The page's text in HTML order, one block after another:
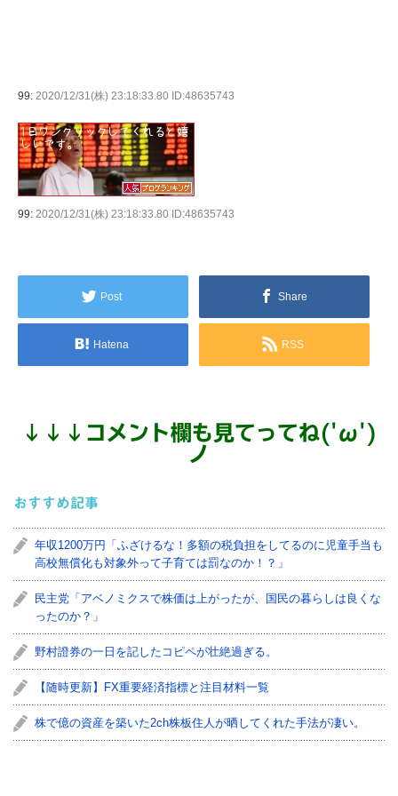
99: 2020/12/31(株) 23:18:33.80 ID:48635743
99: 2020/12/31(株) 23:18:33.80 ID:48635743
Post Share
Hatena RSS
↓ ↓ ↓ コメント欄も見てってね('ω')
ノ
おすすめ記事
年収1200万円「ふざけるな！多額の税負担をしてるのに児童手当も
高校無償化も対象外って子育ては罰なのか！？」
民主党「アベノミクスで株価は上がったが、国民の暮らしは良くな
ったのか？」
野村證券の一日を記したコピペが壮絶過ぎる。
【随時更新】FX重要経済指標と注目材料一覧
株で億の資産を築いた2ch株板住人が晒してくれた手法が凄い。